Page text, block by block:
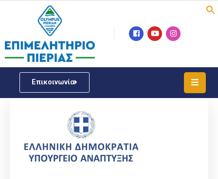
Επικοινωνία
Επιμελητήριο
Νέα
Μητρώου